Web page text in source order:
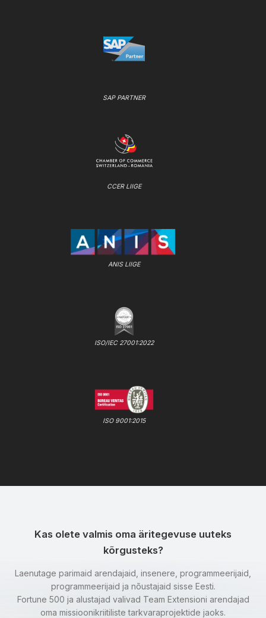
SAP PARTNER
CCER LIIGE
ANIS LIIGE
ISO/IEC 27001:2022
ISO 9001:2015
Kas olete valmis oma äritegevuse uuteks
kõrgusteks?
Laenutage parimaid arendajaid, insenere, programmeerijaid,
programmeerijaid ja nõustajaid sisse Eesti.
Fortune 500 ja alustajad valivad Team Extensioni arendajad
oma missioonikriitiliste tarkvaraprojektide jaoks.